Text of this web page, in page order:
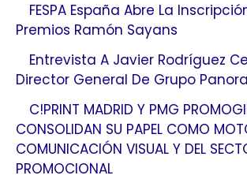
FESPA España Abre La
Premios Ramón Sayans
Entrevista A Javier Rodríguez
Director General De Grupo
C!PRINT MADRID Y PMG
CONSOLIDAN SU PAPEL COMO
COMUNICACIÓN VISUAL Y DEL
PROMOCIONAL